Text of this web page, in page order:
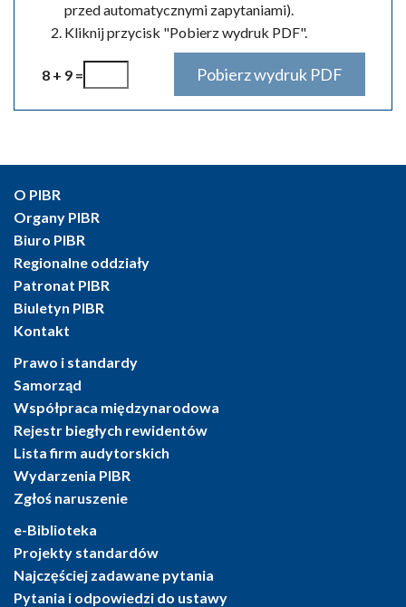
przed automatycznymi zapytaniami).
Kliknij przycisk "Pobierz wydruk PDF".
8 + 9 =
O PIBR
Organy PIBR
Biuro PIBR
Regionalne oddziały
Patronat PIBR
Biuletyn PIBR
Kontakt
Prawo i standardy
Samorząd
Współpraca międzynarodowa
Rejestr biegłych rewidentów
Lista firm audytorskich
Wydarzenia PIBR
Zgłoś naruszenie
e-Biblioteka
Projekty standardów
Najczęściej zadawane pytania
Pytania i odpowiedzi do ustawy